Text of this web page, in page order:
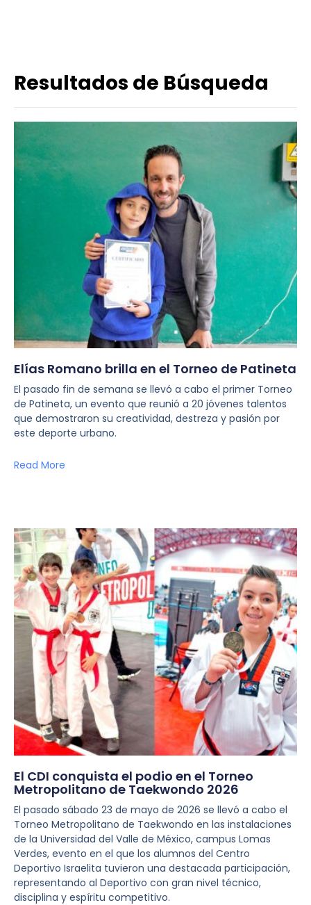
Resultados de Búsqueda
Elías Romano brilla en el Torneo de Patineta
El pasado fin de semana se llevó a cabo el primer Torneo
de Patineta, un evento que reunió a 20 jóvenes talentos
que demostraron su creatividad, destreza y pasión por
este deporte urbano.
Read More
El CDI conquista el podio en el Torneo
Metropolitano de Taekwondo 2026
El pasado sábado 23 de mayo de 2026 se llevó a cabo el
Torneo Metropolitano de Taekwondo en las instalaciones
de la Universidad del Valle de México, campus Lomas
Verdes, evento en el que los alumnos del Centro
Deportivo Israelita tuvieron una destacada participación,
representando al Deportivo con gran nivel técnico,
disciplina y espíritu competitivo.